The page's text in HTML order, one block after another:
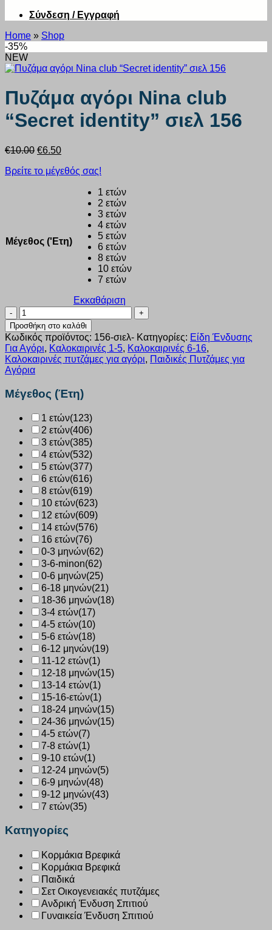
Σύνδεση / Εγγραφή
Home » Shop
-35%
NEW
Πυζάμα αγόρι Nina club
“Secret identity” σιελ 156
€10.00 Original
was:
€6.50Η
τιμή
Βρείτε το μέγεθός σας!
Μέγεθος ('Ετη)
1 ετών
2 ετών
3 ετών
4 ετών
5 ετών
6 ετών
8 ετών
10 ετών
7 ετών
Εκκαθάριση
Πυζάμα
αγόρι
Nina
club
“Secret
identity”
σιελ
156
ποσότητα
Προσθήκη στο καλάθι
Κωδικός προϊόντος: 156-σιελ- Κατηγορίες: Είδη Ένδυσης
Για Αγόρι, Καλοκαιρινές 1-5, Καλοκαιρινές 6-16,
Καλοκαιρινές πυτζάμες για αγόρι, Παιδικές Πυτζάμες για
Αγόρια
Μέγεθος (Έτη)
1 ετών(123)
2 ετών(406)
3 ετών(385)
4 ετών(532)
5 ετών(377)
6 ετών(616)
8 ετών(619)
10 ετών(623)
12 ετών(609)
14 ετών(576)
16 ετών(76)
0-3 μηνών(62)
3-6-minon(62)
0-6 μηνών(25)
6-18 μηνών(21)
18-36 μηνών(18)
3-4 ετών(17)
4-5 ετών(10)
5-6 ετών(18)
6-12 μηνών(19)
11-12 ετών(1)
12-18 μηνών(15)
13-14 ετών(1)
15-16-ετών(1)
18-24 μηνών(15)
24-36 μηνών(15)
4-5 ετών(7)
7-8 ετών(1)
9-10 ετών(1)
12-24 μηνών(5)
6-9 μηνών(48)
9-12 μηνών(43)
7 ετών(35)
Κατηγορίες
Κορμάκια Βρεφικά
Κορμάκια Βρεφικά
Παιδικά
Σετ Οικογενειακές πυτζάμες
Ανδρική Ένδυση Σπιτιού
Γυναικεία Ένδυση Σπιτιού